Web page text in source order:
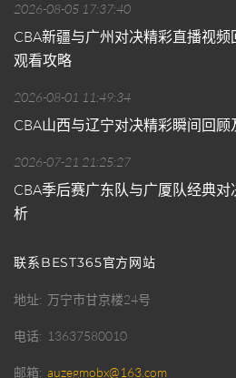
2026-08-05 17:37:40
CBA新疆与广州对决精彩直播视
观看攻略
2026-08-01 11:49:34
CBA山西与辽宁对决精彩瞬间回
2026-07-21 21:25:27
CBA季后赛广东队与广厦队经典
析
联系BEST365官方网站
地址 万宁市甘京楼24号
电话 13637580010
邮箱 auzegmobx@163.com